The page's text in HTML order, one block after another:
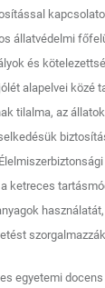
állatvédelmi
és
alapelvei közé
tilalma, az
ketreces
egyetemi